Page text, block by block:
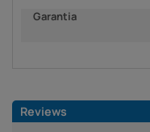
Garantia
Reviews